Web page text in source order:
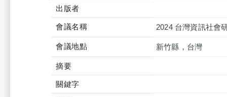
出版者
會議名稱 2024 台灣資訊社會
會議地點 新竹縣，台灣
摘要
關鍵字